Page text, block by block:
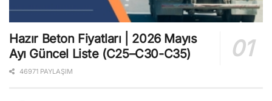
Hazır Beton Fiyatları | 2026 Mayıs
Ayı Güncel Liste (C25–C30-C35)
46971 PAYLAŞIM